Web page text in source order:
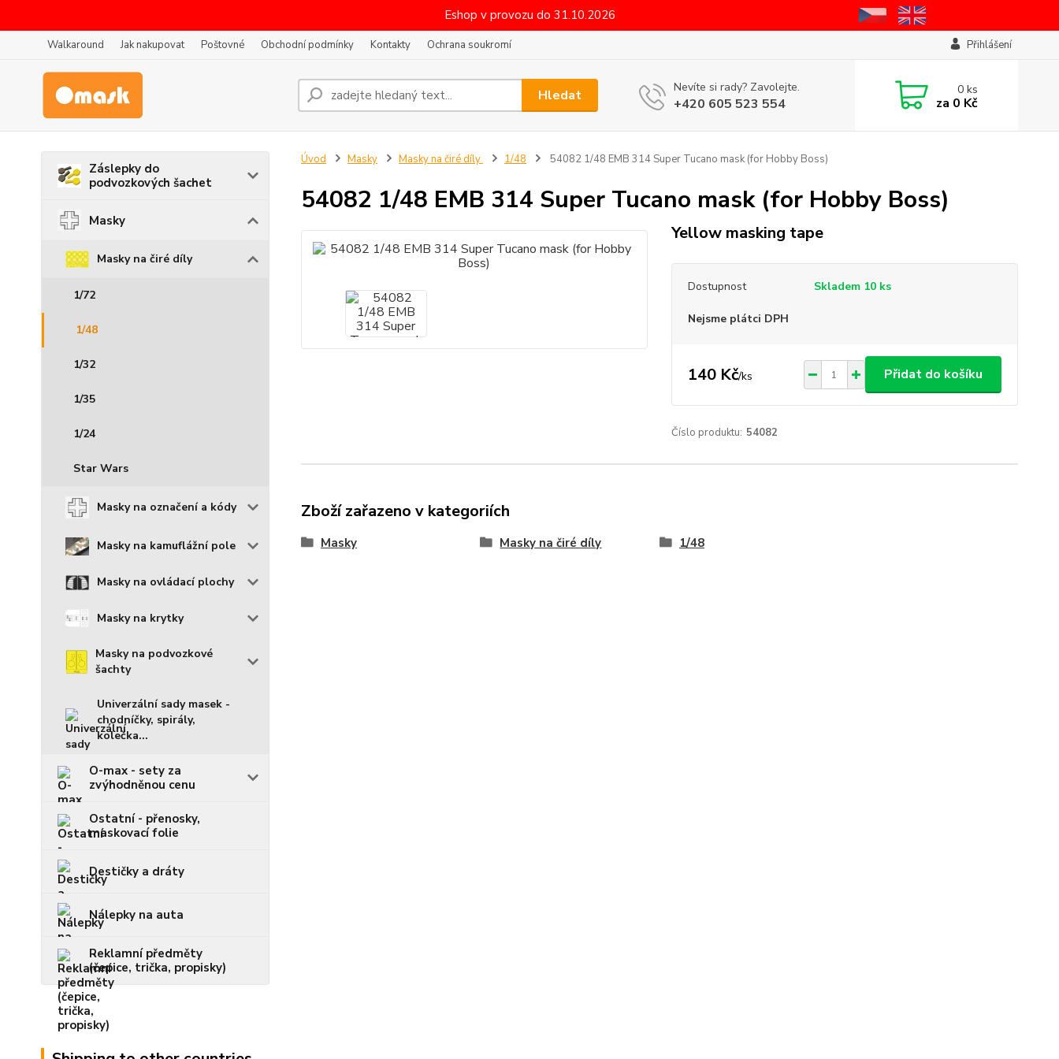
Eshop v provozu do 31.10.2026
Walkaround Jak nakupovat Poštovné Obchodní podmínky Kontakty Ochrana soukromí Přihlášení
Hledat Nevíte si rady? Zavolejte.
+420 605 523 554
0ks
za 0 Kč
Záslepky do
podvozkových šachet
Masky
Masky na čiré díly
1/72
1/48
1/32
1/35
1/24
Star Wars
Masky na označení a kódy
Masky na kamuflážní pole
Masky na ovládací plochy
Masky na krytky
Masky na podvozkové
šachty
Univerzální sady masek -
chodníčky, spirály,
kolečka...
O-max - sety za
zvýhodněnou cenu
Ostatní - přenosky,
maskovací folie
Destičky a dráty
Nálepky na auta
Reklamní předměty
(čepice, trička, propisky)
Úvod Masky Masky na čiré díly 1/48 54082 1/48 EMB 314 Super Tucano mask (for Hobby Boss)
54082 1/48 EMB 314 Super Tucano mask (for Hobby Boss)
Yellow masking tape
Dostupnost Skladem 10 ks
Nejsme plátci DPH
140 Kč/ks Přidat do košíku
Číslo produktu: 54082
Zboží zařazeno v kategoriích
Masky Masky na čiré díly 1/48